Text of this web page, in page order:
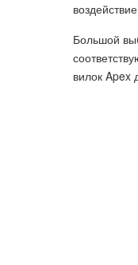
Большой
вилок Apex